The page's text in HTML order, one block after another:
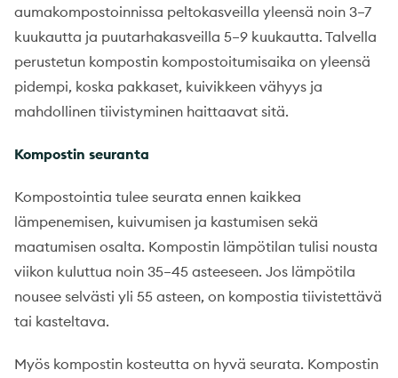
aumakompostoinnissa peltokasveilla yleensä noin 3–7
kuukautta ja puutarhakasveilla 5–9 kuukautta. Talvella
perustetun kompostin kompostoitumisaika on yleensä
pidempi, koska pakkaset, kuivikkeen vähyys ja
mahdollinen tiivistyminen haittaavat sitä.
Kompostin seuranta
Kompostointia tulee seurata ennen kaikkea
lämpenemisen, kuivumisen ja kastumisen sekä
maatumisen osalta. Kompostin lämpötilan tulisi nousta
viikon kuluttua noin 35–45 asteeseen. Jos lämpötila
nousee selvästi yli 55 asteen, on kompostia tiivistettävä
tai kasteltava.
Myös kompostin kosteutta on hyvä seurata. Kompostin